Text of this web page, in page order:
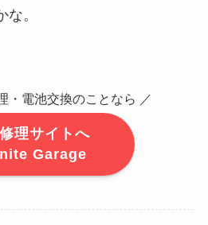
。
・電池交換のことなら ／
理サイトへ
Garage